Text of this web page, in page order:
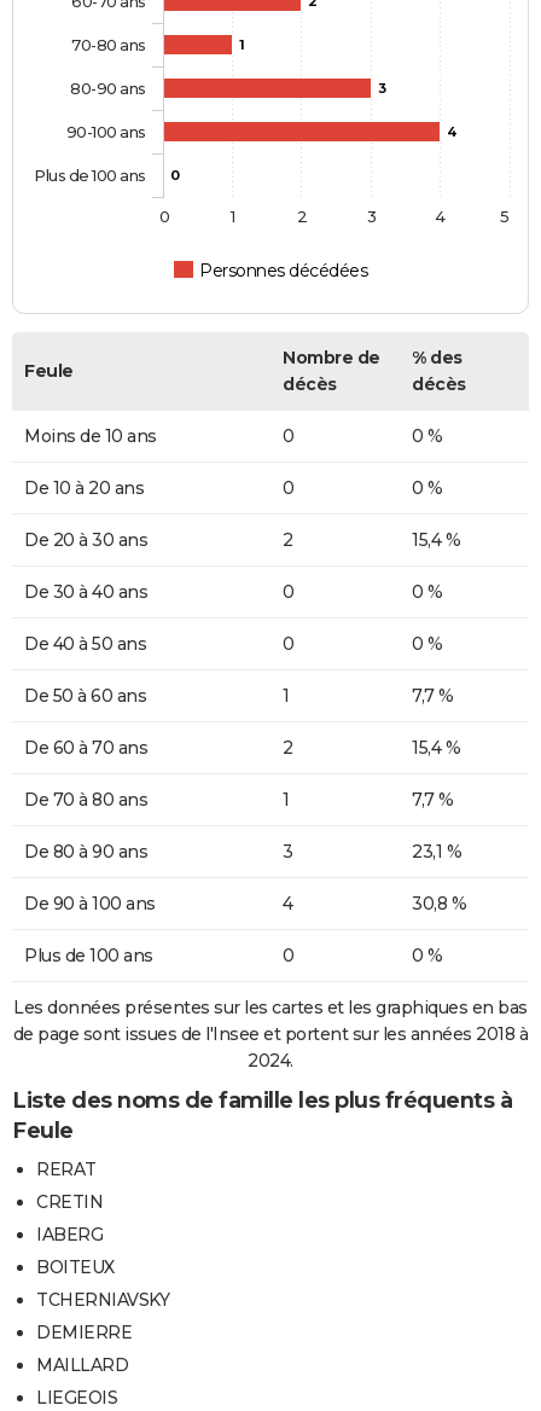
1
3
4
0
Personnes décédées
70-80 ans
80-90 ans
90-100 ans
Plus de 100 ans
0 1 2 3 4 5
Feule
Nombre de
décès
% des
décès
Moins de 10 ans 0 0 %
De 10 à 20 ans 0 0 %
De 20 à 30 ans 2 15,4 %
De 30 à 40 ans 0 0 %
De 40 à 50 ans 0 0 %
De 50 à 60 ans 1 7,7 %
De 60 à 70 ans 2 15,4 %
De 70 à 80 ans 1 7,7 %
De 80 à 90 ans 3 23,1 %
De 90 à 100 ans 4 30,8 %
Plus de 100 ans 0 0 %
Les données présentes sur les cartes et les graphiques en bas
de page sont issues de l'Insee et portent sur les années 2018 à
2024.
Liste des noms de famille les plus fréquents à
Feule
RERAT
CRETIN
IABERG
BOITEUX
TCHERNIAVSKY
DEMIERRE
MAILLARD
LIEGEOIS